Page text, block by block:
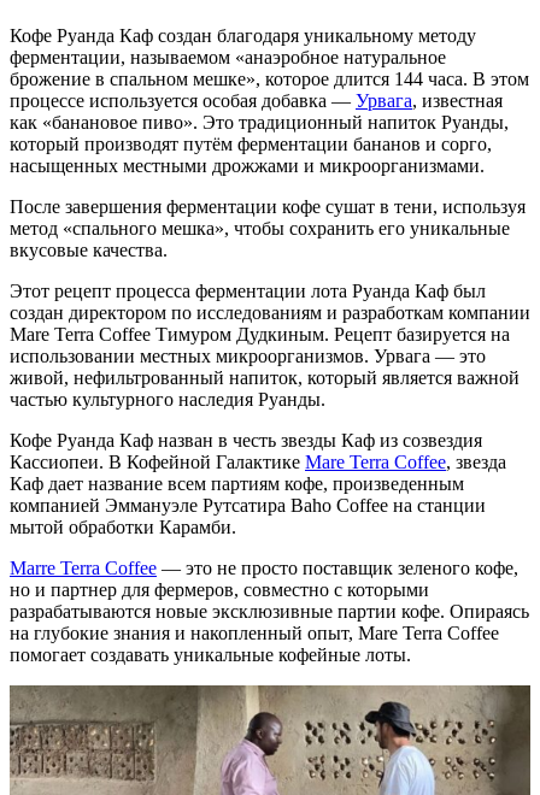
Кофе Руанда Каф создан благодаря уникальному методу
ферментации, называемом «анаэробное натуральное
брожение в спальном мешке», которое длится 144 часа. В этом
процессе используется особая добавка — Урвага, известная
как «банановое пиво». Это традиционный напиток Руанды,
который производят путём ферментации бананов и сорго,
насыщенных местными дрожжами и микроорганизмами.
После завершения ферментации кофе сушат в тени, используя
метод «спального мешка», чтобы сохранить его уникальные
вкусовые качества.
Этот рецепт процесса ферментации лота Руанда Каф был
создан директором по исследованиям и разработкам компании
Mare Terra Coffee Тимуром Дудкиным. Рецепт базируется на
использовании местных микроорганизмов. Урвага — это
живой, нефильтрованный напиток, который является важной
частью культурного наследия Руанды.
Кофе Руанда Каф назван в честь звезды Каф из созвездия
Кассиопеи. В Кофейной Галактике Mare Terra Coffee, звезда
Каф дает название всем партиям кофе, произведенным
компанией Эммануэле Рутсатира Baho Coffee на станции
мытой обработки Карамби.
Marre Terra Coffee — это не просто поставщик зеленого кофе,
но и партнер для фермеров, совместно с которыми
разрабатываются новые эксклюзивные партии кофе. Опираясь
на глубокие знания и накопленный опыт, Mare Terra Coffee
помогает создавать уникальные кофейные лоты.